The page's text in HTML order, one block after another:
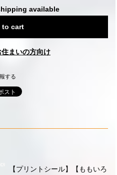
available
to cart
まいの方向け
する
【プリントシール】【ももいろ